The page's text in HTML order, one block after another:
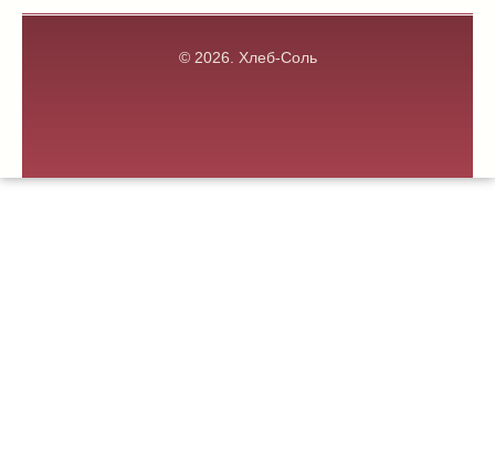
© 2026. Хлеб-Соль